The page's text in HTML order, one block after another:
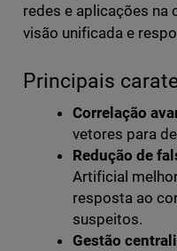
redes e aplicações na
visão unificada e
Principais
Correlação
vetores para
Redução de
Artificial
resposta ao
suspeitos.
Gestão